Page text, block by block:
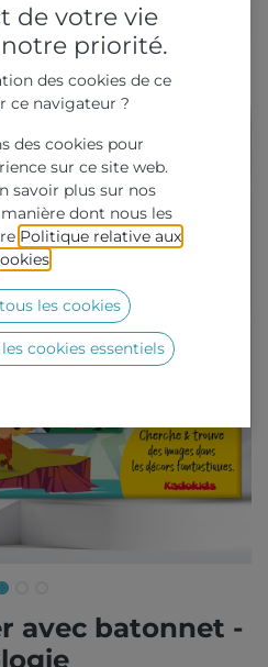
PRODUITS
- Pirate & Mythologie
avec batonnet -
de votre vie
priorité.
des cookies de ce
ce navigateur ?
des cookies pour
sur ce site web.
savoir plus sur nos
dont nous les
Politique relative aux
les cookies
cookies essentiels